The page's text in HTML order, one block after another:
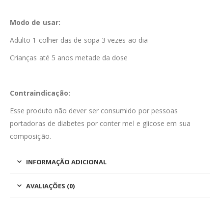
Modo de usar:
Adulto 1 colher das de sopa 3 vezes ao dia
Crianças até 5 anos metade da dose
Contraindicação:
Esse produto não dever ser consumido por pessoas
portadoras de diabetes por conter mel e glicose em sua
composição.
INFORMAÇÃO ADICIONAL
AVALIAÇÕES (0)